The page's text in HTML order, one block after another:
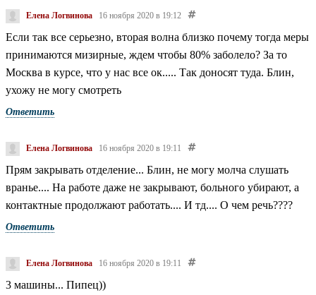
Елена Логвинова 16 ноября 2020 в 19:12
Если так все серьезно, вторая волна близко почему тогда меры
принимаются мизирные, ждем чтобы 80% заболело? За то
Москва в курсе, что у нас все ок..... Так доносят туда. Блин,
ухожу не могу смотреть
Ответить
Елена Логвинова 16 ноября 2020 в 19:11
Прям закрывать отделение... Блин, не могу молча слушать
вранье.... На работе даже не закрывают, больного убирают, а
контактные продолжают работать.... И тд.... О чем речь????
Ответить
Елена Логвинова 16 ноября 2020 в 19:11
3 машины... Пипец))